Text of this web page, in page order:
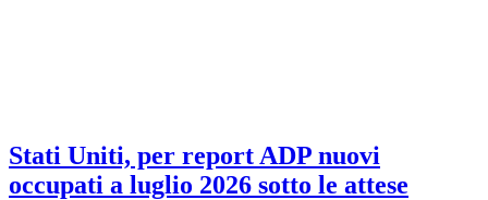
Stati Uniti, per report ADP nuovi
occupati a luglio 2026 sotto le attese